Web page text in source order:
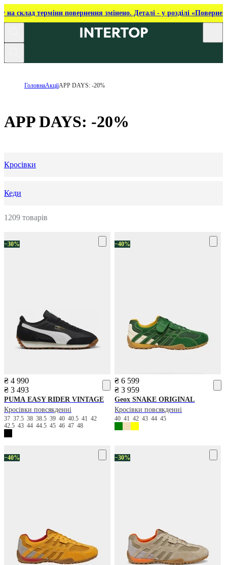
на склад терміни повернення змінено. Деталі - у розділі
ГоловнаАкціїAPP DAYS: -20%
APP DAYS: -20%
Кросівки
Кеди
1209 товарів
−30%
₴ 4 990
₴ 3 493
PUMA EASY RIDER VINTAGE
Кросівки повсякденні
37 37.5 38 38.5 39 40 40.5 41 42
42.5 43 44 44.5 45 46 47 48
−40%
₴ 6 599
₴ 3 959
Geox SNAKE ORIGINAL
Кросівки повсякденні
404142434445
−40% −30%